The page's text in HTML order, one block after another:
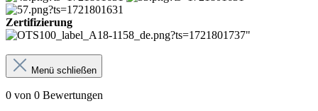
Zertifizierung
Menü schließen
0 von 0 Bewertungen